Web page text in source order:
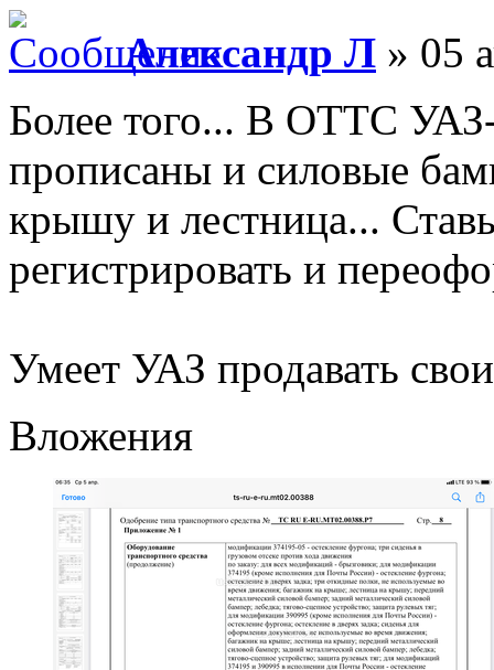
Александр Л » 05
Более того... В ОТТС
прописаны и силовые
крышу и лестница...
регистрировать и
Умеет УАЗ продавать
Вложения